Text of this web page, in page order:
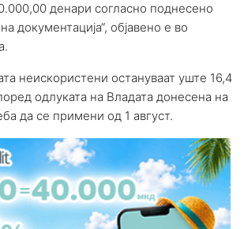
денари согласно поднесено
документација“, објавено е во
неискористени остануваат уште 16,4
одлуката на Владата донесена на
да се примени од 1 август.